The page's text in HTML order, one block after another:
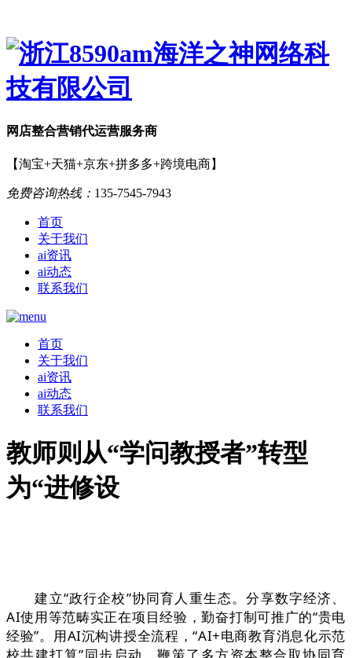
网店整合营销代运营服务商
【淘宝+天猫+京东+拼多多+跨境电商】
免费咨询热线： 135-7545-7943
首页
关于我们
ai资讯
ai动态
联系我们
首页
关于我们
ai资讯
ai动态
联系我们
教师则从“学问教授者”转型
为“进修设
建立“政行企校”协同育人重生态。分享数字经济、
AI使用等范畴实正在项目经验，勤奋打制可推广的“贵电
经验”。用AI沉构讲授全流程，“AI+电商教育消息化示范